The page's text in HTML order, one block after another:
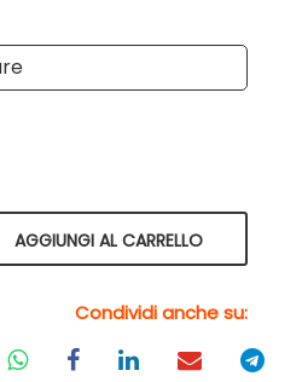
Quantità
AGGIUNGI AL CARRELLO
Condividi anche su: